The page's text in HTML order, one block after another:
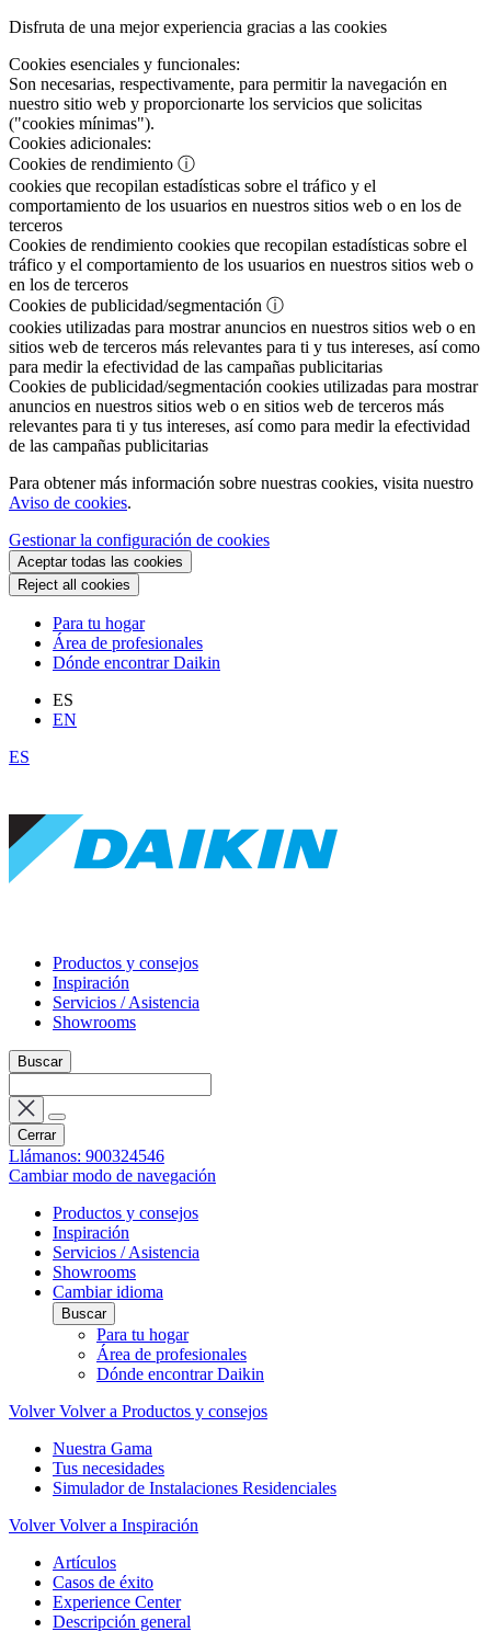
Disfruta de una mejor experiencia gracias a las cookies
Cookies esenciales y funcionales:
Son necesarias, respectivamente, para permitir la navegación en
nuestro sitio web y proporcionarte los servicios que solicitas
("cookies mínimas").
Cookies adicionales:
Cookies de rendimiento ⓘ
cookies que recopilan estadísticas sobre el tráfico y el
comportamiento de los usuarios en nuestros sitios web o en los de
terceros
Cookies de rendimiento cookies que recopilan estadísticas sobre el
tráfico y el comportamiento de los usuarios en nuestros sitios web o
en los de terceros
Cookies de publicidad/segmentación ⓘ
cookies utilizadas para mostrar anuncios en nuestros sitios web o en
sitios web de terceros más relevantes para ti y tus intereses, así como
para medir la efectividad de las campañas publicitarias
Cookies de publicidad/segmentación cookies utilizadas para mostrar
anuncios en nuestros sitios web o en sitios web de terceros más
relevantes para ti y tus intereses, así como para medir la efectividad
de las campañas publicitarias
Para obtener más información sobre nuestras cookies, visita nuestro
Aviso de cookies.
Gestionar la configuración de cookies
Aceptar todas las cookies
Reject all cookies
Para tu hogar
Área de profesionales
Dónde encontrar Daikin
ES
EN
ES
Productos y consejos
Inspiración
Servicios / Asistencia
Showrooms
Buscar
Cerrar
Llámanos: 900324546
Cambiar modo de navegación
Productos y consejos
Inspiración
Servicios / Asistencia
Showrooms
Cambiar idioma
Buscar
Para tu hogar
Área de profesionales
Dónde encontrar Daikin
Volver Volver a Productos y consejos
Nuestra Gama
Tus necesidades
Simulador de Instalaciones Residenciales
Volver Volver a Inspiración
Artículos
Casos de éxito
Experience Center
Descripción general